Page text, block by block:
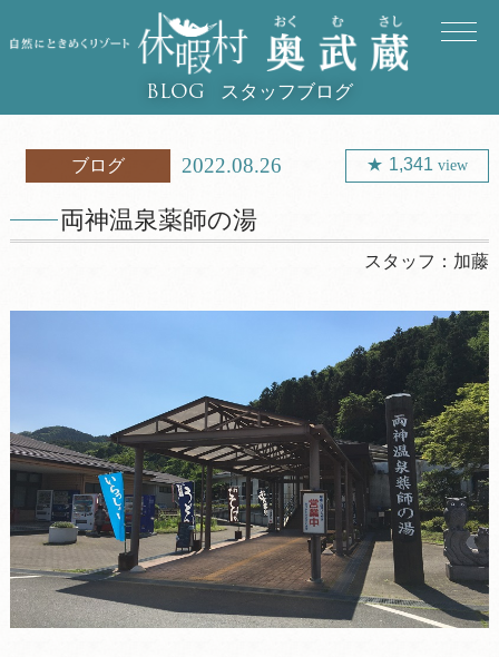
BLOG スタッフブログ
ブログ 2022.08.26 1,341view
両神温泉薬師の湯
スタッフ： 加藤